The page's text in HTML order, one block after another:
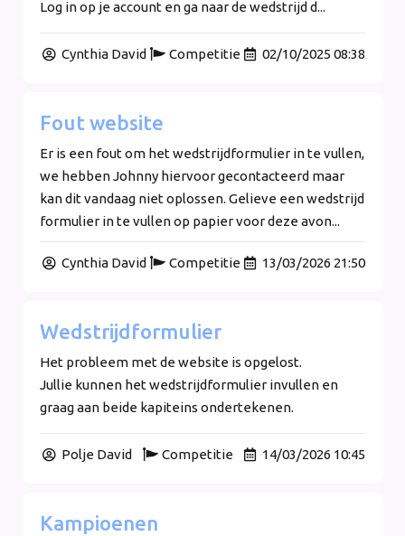
Log in op je account en ga naar de wedstrijd d...
Cynthia David Competitie 02/10/2025 08:38
Fout website
Er is een fout om het wedstrijdformulier in te vullen,
we hebben Johnny hiervoor gecontacteerd maar
kan dit vandaag niet oplossen. Gelieve een wedstrijd
formulier in te vullen op papier voor deze avon...
Cynthia David Competitie 13/03/2026 21:50
Wedstrijdformulier
Het probleem met de website is opgelost.
Jullie kunnen het wedstrijdformulier invullen en
graag aan beide kapiteins ondertekenen.
Polje David Competitie 14/03/2026 10:45
Kampioenen